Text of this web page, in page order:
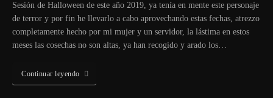
Sesión de Halloween de este año 2019, ya tenía en mente este personaje
de terror y por fin he llevarlo a cabo aprovechando estas fechas, atrezzo
completamente hecho por mi mujer y un servidor, la lástima en estos
meses las cosechas no son altas, ya han recogido y arado los…
Continuar leyendo